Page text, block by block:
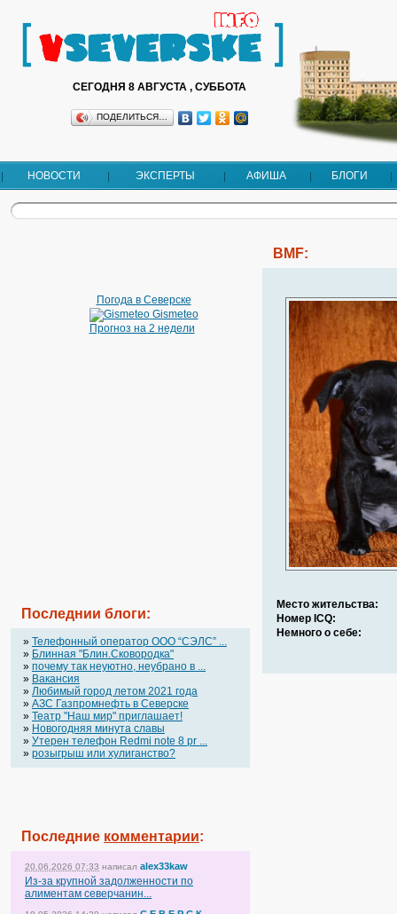
СЕГОДНЯ 8 АВГУСТА , СУББОТА
ПОДЕЛИТЬСЯ…
НОВОСТИ ЭКСПЕРТЫ АФИША БЛОГИ
Погода в Северске
Gismeteo
Прогноз на 2 недели
Последнии блоги:
» Телефонный оператор OOO “СЭЛС” ...
» Блинная "Блин.Сковородка"
» почему так неуютно, неубрано в ...
» Вакансия
» Любимый город летом 2021 года
» АЗС Газпромнефть в Северске
» Театр "Наш мир" приглашает!
» Новогодняя минута славы
» Утерен телефон Redmi note 8 pr ...
» розыгрыш или хулиганство?
Последние комментарии:
20.06.2026 07:33 написал alex33kaw
Из-за крупной задолженности по
алиментам северчанин...
BMF:
Место жительства:
Номер ICQ:
Немного о себе: